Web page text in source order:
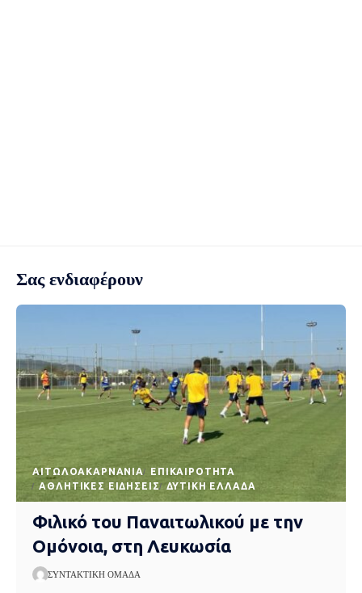
Σας ενδιαφέρουν
AΙΤΩΛΟΑΚΑΡΝΑΝΊΑ
EΠΙΚΑΙΡΌΤΗΤΑ
ΑΘΛΗΤΙΚΈΣ ΕΙΔΉΣΕΙΣ
ΔΥΤΙΚΉ ΕΛΛΆΔΑ
Φιλικό του Παναιτωλικού με την
Ομόνοια, στη Λευκωσία
ΣΥΝΤΑΚΤΙΚΉ ΟΜΆΔΑ